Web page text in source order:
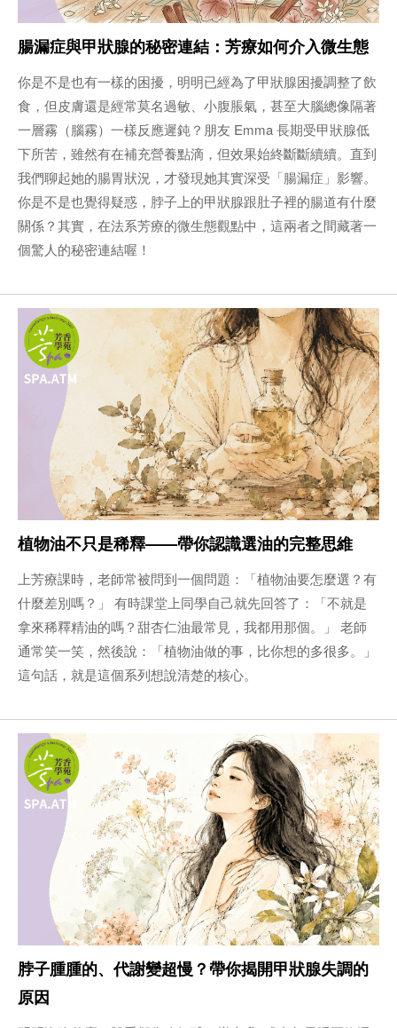
腸漏症與甲狀腺的秘密連結：芳療如何介入微生態
你是不是也有一樣的困擾，明明已經為了甲狀腺困擾調整了飲
食，但皮膚還是經常莫名過敏、小腹脹氣，甚至大腦總像隔著
一層霧（腦霧）一樣反應遲鈍？朋友 Emma 長期受甲狀腺低
下所苦，雖然有在補充營養點滴，但效果始終斷斷續續。直到
我們聊起她的腸胃狀況，才發現她其實深受「腸漏症」影響。
你是不是也覺得疑惑，脖子上的甲狀腺跟肚子裡的腸道有什麼
關係？其實，在法系芳療的微生態觀點中，這兩者之間藏著一
個驚人的秘密連結喔！
植物油不只是稀釋——帶你認識選油的完整思維
上芳療課時，老師常被問到一個問題：「植物油要怎麼選？有
什麼差別嗎？」 有時課堂上同學自己就先回答了：「不就是
拿來稀釋精油的嗎？甜杏仁油最常見，我都用那個。」 老師
通常笑一笑，然後說：「植物油做的事，比你想的多很多。」
這句話，就是這個系列想說清楚的核心。
脖子腫腫的、代謝變超慢？帶你揭開甲狀腺失調的
原因